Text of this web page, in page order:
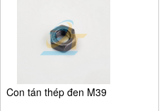
Con tán thép đen M39